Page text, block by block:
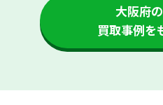
大阪府
買取事例を